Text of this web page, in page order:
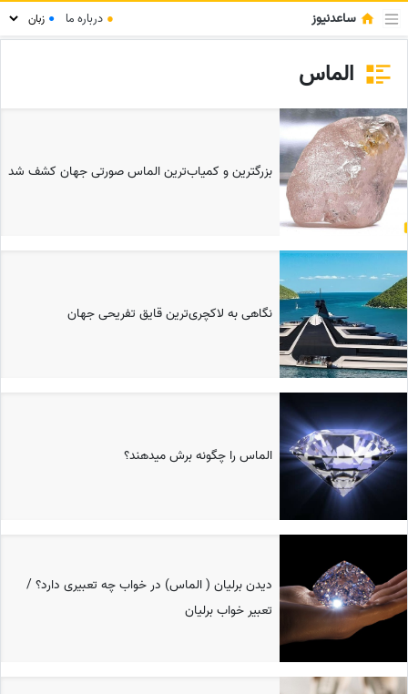
ساعدنیوز ● درباره ما ●
الماس
بزرگترین و کمیاب‌ترین الماس صورتی جهان کشف شد
نگاهی به لاکچری‌ترین قایق تفریحی جهان
الماس را چگونه برش میدهند؟
دیدن برلیان ( الماس) در خواب چه تعبیری دارد؟ /
تعبیر خواب برلیان